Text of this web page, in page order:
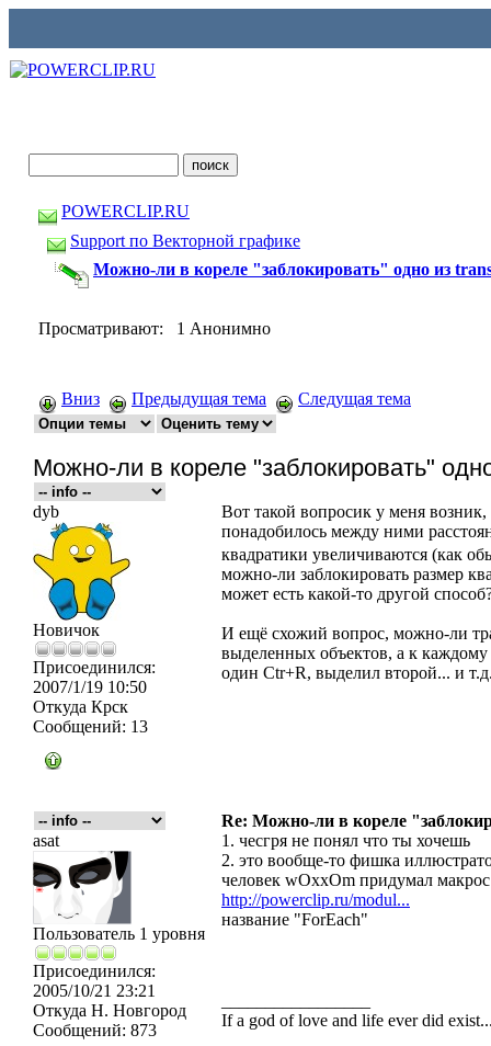
POWERCLIP.RU
Support по Векторной графике
Можно-ли в кореле "заблокировать" одно из
Просматривают: 1 Анонимно
Вниз Предыдущая тема Следущая тема
Можно-ли в кореле "заблокировать"
dyb
Новичок
Присоединился:
2007/1/19 10:50
Откуда Крск
Сообщений: 13
Вот такой вопросик у меня возник,
понадобилось между ними
квадратики увеличиваются (как
можно-ли заблокировать размер
может есть какой-то другой
И ещё схожий вопрос, можно-ли
выделенных объектов, а к
один Ctr+R, выделил второй... и
Re: Можно-ли в кореле
asat
Пользователь 1 уровня
Присоединился:
2005/10/21 23:21
Откуда Н. Новгород
Сообщений: 873
1. чесгря не понял что ты хочешь
2. это вообще-то фишка
человек wOxxOm придумал
http://powerclip.ru/modul...
название "ForEach"
If a god of love and life ever did